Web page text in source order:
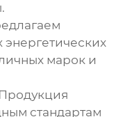
марок и
стандартам